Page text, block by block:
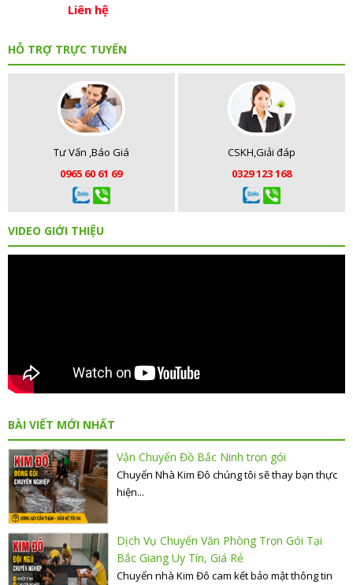
Liên hệ
HỖ TRỢ TRỰC TUYẾN
Tư Vấn ,Báo Giá
0965 60 61 69
CSKH,Giải đáp
0329 123 168
VIDEO GIỚI THIỆU
BÀI VIẾT MỚI NHẤT
Vận Chuyển Đồ Bắc Ninh trọn gói
Chuyển Nhà Kim Đô chúng tôi sẽ thay bạn thực
hiện...
Dịch Vụ Chuyển Văn Phòng Trọn Gói Tại
Bắc Giang Uy Tín, Giá Rẻ
Chuyển nhà Kim Đô cam kết bảo mật thông tin